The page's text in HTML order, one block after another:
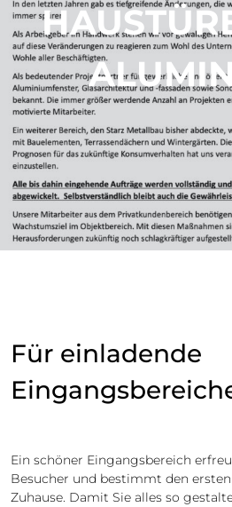
Für einladende
Ein schöner Eingangsbereich
Besucher und bestimmt den
Zuhause. Damit Sie alles so